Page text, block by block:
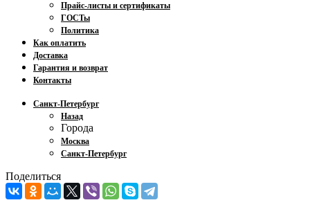
Прайс-листы и сертификаты
ГОСТы
Политика
Как оплатить
Доставка
Гарантия и возврат
Контакты
Санкт-Петербург
Назад
Города
Москва
Санкт-Петербург
Поделиться